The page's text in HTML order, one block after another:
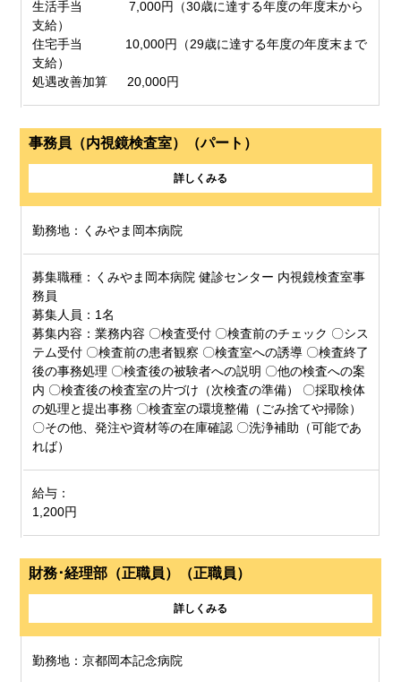
生活手当 7,000円（30歳に達する年度の年度末から
支給）
住宅手当 10,000円（29歳に達する年度の年度末まで
支給）
処遇改善加算 20,000円
事務員（内視鏡検査室）（パート）
詳しくみる
勤務地：くみやま岡本病院
募集職種：くみやま岡本病院 健診センター 内視鏡検査室事
務員
募集人員：1名
募集内容：業務内容 〇検査受付 〇検査前のチェック 〇シス
テム受付 〇検査前の患者観察 〇検査室への誘導 〇検査終了
後の事務処理 〇検査後の被験者への説明 〇他の検査への案
内 〇検査後の検査室の片づけ（次検査の準備） 〇採取検体
の処理と提出事務 〇検査室の環境整備（ごみ捨てや掃除）
〇その他、発注や資材等の在庫確認 〇洗浄補助（可能であ
れば）
給与：
1,200円
財務･経理部（正職員）（正職員）
詳しくみる
勤務地：京都岡本記念病院